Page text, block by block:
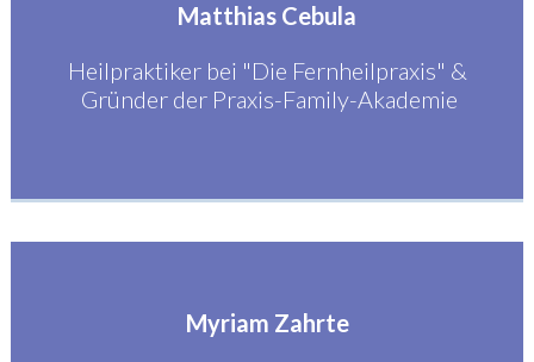
Matthias Cebula
Heilpraktiker bei "Die Fernheilpraxis" &
Gründer der Praxis-Family-Akademie
Myriam Zahrte